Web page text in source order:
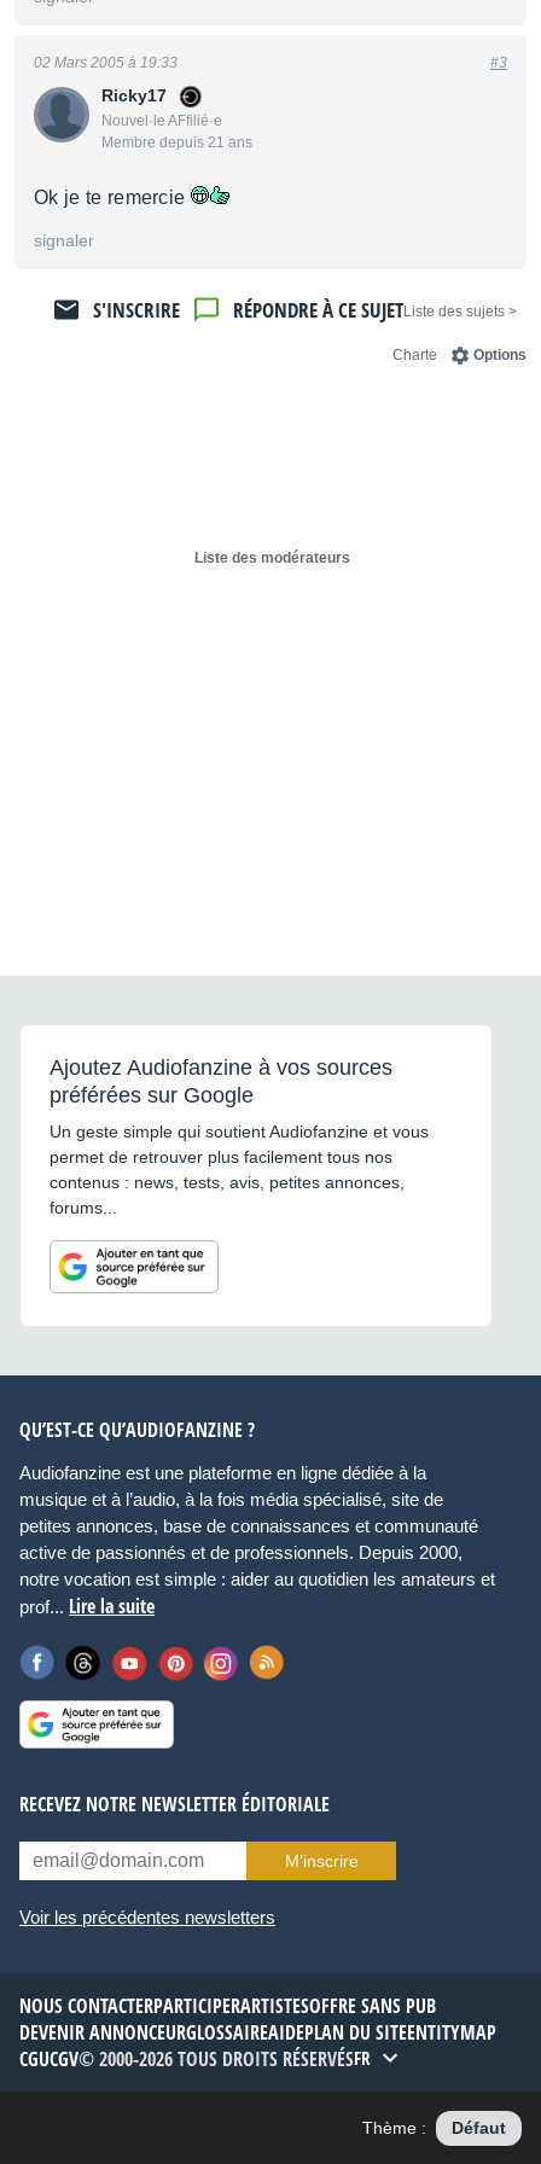
Ricky17
Nouvel·le AFfilié·e
Membre depuis 21 ans
02 Mars 2005 à 19:33 #3
Ok je te remercie
signaler
< Liste des sujets
RÉPONDRE À CE SUJET
S'INSCRIRE
Options
Charte
Liste des modérateurs
Ajoutez Audiofanzine à vos sources
préférées sur Google
Un geste simple qui soutient Audiofanzine et vous
permet de retrouver plus facilement tous nos
contenus : news, tests, avis, petites annonces,
forums...
QU’EST-CE QU’AUDIOFANZINE ?
Audiofanzine est une plateforme en ligne dédiée à la
musique et à l’audio, à la fois média spécialisé, site de
petites annonces, base de connaissances et communauté
active de passionnés et de professionnels. Depuis 2000,
notre vocation est simple : aider au quotidien les amateurs et
prof... Lire la suite
RECEVEZ NOTRE NEWSLETTER ÉDITORIALE
M’inscrire
Voir les précédentes newsletters
NOUS CONTACTERPARTICIPERARTISTESOFFRE SANS PUB
DEVENIR ANNONCEURGLOSSAIREAIDEPLAN DU SITEENTITYMAP
CGUCGV© 2000-2026 TOUS DROITS RÉSERVÉSFR
Thème : Défaut